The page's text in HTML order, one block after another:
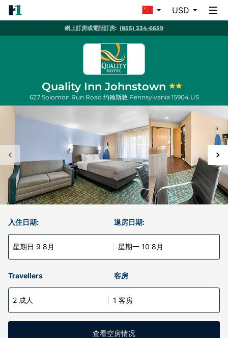
USD
網上訂房或電話訂房: (855) 334-6659
Quality Inn Johnstown
627 Solomon Run Road 约翰斯敦 Pennsylvania 15904 US
入住日期:
星期日 9 8月
退房日期:
星期一 10 8月
Travellers 客房
2 成人 1 客房
查看空房情况